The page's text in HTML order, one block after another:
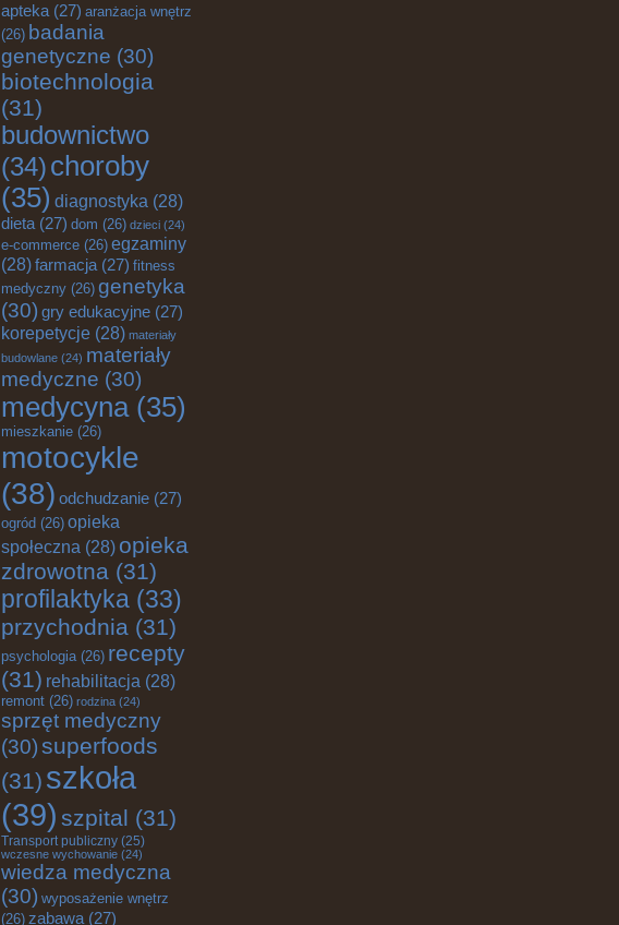
apteka (27) aranżacja wnętrz
(26) badania
genetyczne (30)
biotechnologia
(31)
budownictwo
(34)choroby
(35) diagnostyka (28)
dieta (27) dom (26) dzieci (24)
e-commerce (26) egzaminy
(28)farmacja (27) fitness
medyczny (26) genetyka
(30) gry edukacyjne (27)
korepetycje (28) materiały
budowlane (24) materiały
medyczne (30)
medycyna(35)
mieszkanie (26)
motocykle
(38) odchudzanie (27)
ogród (26) opieka
społeczna (28) opieka
zdrowotna (31)
profilaktyka (33)
przychodnia (31)
psychologia(26) recepty
(31) rehabilitacja (28)
remont (26) rodzina (24)
sprzęt medyczny
(30)superfoods
(31) szkoła
(39) szpital (31)
Transport publiczny (25)
wczesne wychowanie (24)
wiedza medyczna
(30) wyposażenie wnętrz
(26) zabawa (27)